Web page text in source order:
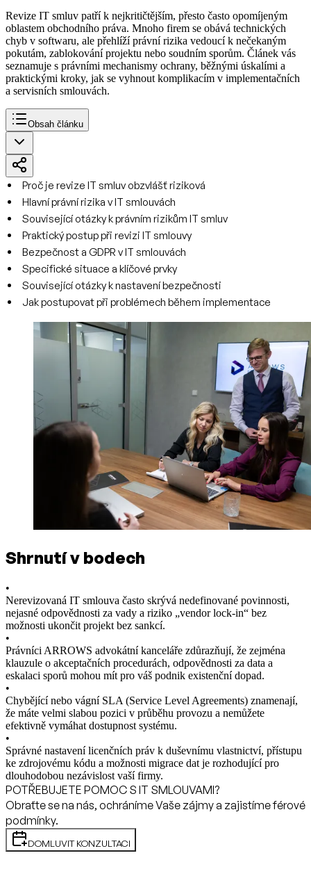
Revize IT smluv patří k nejkritičtějším, přesto často opomíjeným
oblastem obchodního práva. Mnoho firem se obává technických
chyb v softwaru, ale přehlíží právní rizika vedoucí k nečekaným
pokutám, zablokování projektu nebo soudním sporům. Článek vás
seznamuje s právními mechanismy ochrany, běžnými úskalími a
praktickými kroky, jak se vyhnout komplikacím v implementačních
a servisních smlouvách.
Obsah článku
Proč je revize IT smluv obzvlášť riziková
Hlavní právní rizika v IT smlouvách
Související otázky k právním rizikům IT smluv
Praktický postup při revizi IT smlouvy
Bezpečnost a GDPR v IT smlouvách
Specifické situace a klíčové prvky
Související otázky k nastavení bezpečnosti
Jak postupovat při problémech během implementace
Shrnutí v bodech
•
Nerevizovaná IT smlouva často skrývá nedefinované povinnosti,
nejasné odpovědnosti za vady a riziko „vendor lock-in“ bez
možnosti ukončit projekt bez sankcí.
•
Právníci ARROWS advokátní kanceláře zdůrazňují, že zejména
klauzule o akceptačních procedurách, odpovědnosti za data a
eskalaci sporů mohou mít pro váš podnik existenční dopad.
•
Chybějící nebo vágní SLA (Service Level Agreements) znamenají,
že máte velmi slabou pozici v průběhu provozu a nemůžete
efektivně vymáhat dostupnost systému.
•
Správné nastavení licenčních práv k duševnímu vlastnictví, přístupu
ke zdrojovému kódu a možnosti migrace dat je rozhodující pro
dlouhodobou nezávislost vaší firmy.
POTŘEBUJETE POMOC S IT SMLOUVAMI?
Obraťte se na nás, ochráníme Vaše zájmy a zajistíme férové
podmínky.
DOMLUVIT KONZULTACI